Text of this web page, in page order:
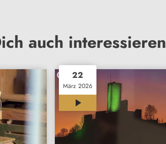
auch interessieren
22
März 2026
12:00